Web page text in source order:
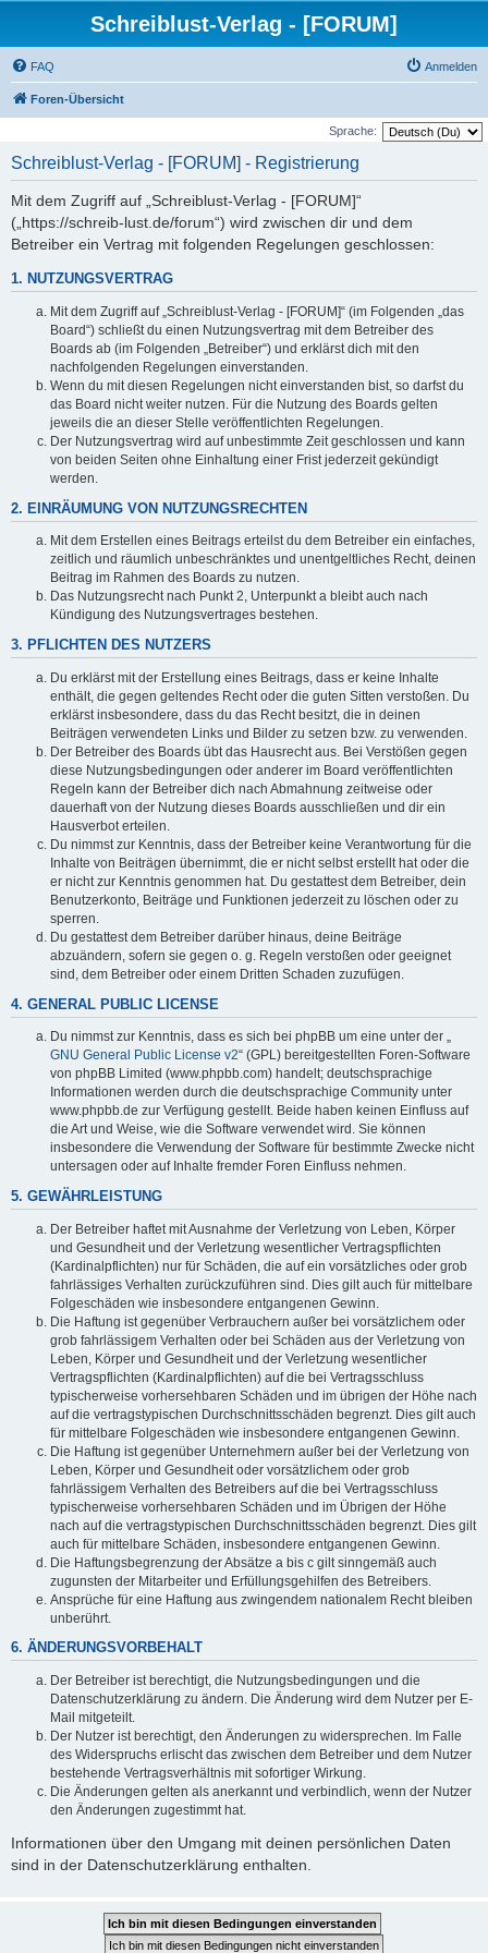
Schreiblust-Verlag - [FORUM]
FAQ Anmelden
Foren-Übersicht
Sprache:
Schreiblust-Verlag - [FORUM] - Registrierung
Mit dem Zugriff auf „Schreiblust-Verlag - [FORUM]“
(„https://schreib-lust.de/forum“) wird zwischen dir und dem
Betreiber ein Vertrag mit folgenden Regelungen geschlossen:
1. NUTZUNGSVERTRAG
Mit dem Zugriff auf „Schreiblust-Verlag - [FORUM]“ (im Folgenden „das
Board“) schließt du einen Nutzungsvertrag mit dem Betreiber des
Boards ab (im Folgenden „Betreiber“) und erklärst dich mit den
nachfolgenden Regelungen einverstanden.
Wenn du mit diesen Regelungen nicht einverstanden bist, so darfst du
das Board nicht weiter nutzen. Für die Nutzung des Boards gelten
jeweils die an dieser Stelle veröffentlichten Regelungen.
Der Nutzungsvertrag wird auf unbestimmte Zeit geschlossen und kann
von beiden Seiten ohne Einhaltung einer Frist jederzeit gekündigt
werden.
2. EINRÄUMUNG VON NUTZUNGSRECHTEN
Mit dem Erstellen eines Beitrags erteilst du dem Betreiber ein einfaches,
zeitlich und räumlich unbeschränktes und unentgeltliches Recht, deinen
Beitrag im Rahmen des Boards zu nutzen.
Das Nutzungsrecht nach Punkt 2, Unterpunkt a bleibt auch nach
Kündigung des Nutzungsvertrages bestehen.
3. PFLICHTEN DES NUTZERS
Du erklärst mit der Erstellung eines Beitrags, dass er keine Inhalte
enthält, die gegen geltendes Recht oder die guten Sitten verstoßen. Du
erklärst insbesondere, dass du das Recht besitzt, die in deinen
Beiträgen verwendeten Links und Bilder zu setzen bzw. zu verwenden.
Der Betreiber des Boards übt das Hausrecht aus. Bei Verstößen gegen
diese Nutzungsbedingungen oder anderer im Board veröffentlichten
Regeln kann der Betreiber dich nach Abmahnung zeitweise oder
dauerhaft von der Nutzung dieses Boards ausschließen und dir ein
Hausverbot erteilen.
Du nimmst zur Kenntnis, dass der Betreiber keine Verantwortung für die
Inhalte von Beiträgen übernimmt, die er nicht selbst erstellt hat oder die
er nicht zur Kenntnis genommen hat. Du gestattest dem Betreiber, dein
Benutzerkonto, Beiträge und Funktionen jederzeit zu löschen oder zu
sperren.
Du gestattest dem Betreiber darüber hinaus, deine Beiträge
abzuändern, sofern sie gegen o. g. Regeln verstoßen oder geeignet
sind, dem Betreiber oder einem Dritten Schaden zuzufügen.
4. GENERAL PUBLIC LICENSE
Du nimmst zur Kenntnis, dass es sich bei phpBB um eine unter der „
GNU General Public License v2“ (GPL) bereitgestellten Foren-Software
von phpBB Limited (www.phpbb.com) handelt; deutschsprachige
Informationen werden durch die deutschsprachige Community unter
www.phpbb.de zur Verfügung gestellt. Beide haben keinen Einfluss auf
die Art und Weise, wie die Software verwendet wird. Sie können
insbesondere die Verwendung der Software für bestimmte Zwecke nicht
untersagen oder auf Inhalte fremder Foren Einfluss nehmen.
5. GEWÄHRLEISTUNG
Der Betreiber haftet mit Ausnahme der Verletzung von Leben, Körper
und Gesundheit und der Verletzung wesentlicher Vertragspflichten
(Kardinalpflichten) nur für Schäden, die auf ein vorsätzliches oder grob
fahrlässiges Verhalten zurückzuführen sind. Dies gilt auch für mittelbare
Folgeschäden wie insbesondere entgangenen Gewinn.
Die Haftung ist gegenüber Verbrauchern außer bei vorsätzlichem oder
grob fahrlässigem Verhalten oder bei Schäden aus der Verletzung von
Leben, Körper und Gesundheit und der Verletzung wesentlicher
Vertragspflichten (Kardinalpflichten) auf die bei Vertragsschluss
typischerweise vorhersehbaren Schäden und im übrigen der Höhe nach
auf die vertragstypischen Durchschnittsschäden begrenzt. Dies gilt auch
für mittelbare Folgeschäden wie insbesondere entgangenen Gewinn.
Die Haftung ist gegenüber Unternehmern außer bei der Verletzung von
Leben, Körper und Gesundheit oder vorsätzlichem oder grob
fahrlässigem Verhalten des Betreibers auf die bei Vertragsschluss
typischerweise vorhersehbaren Schäden und im Übrigen der Höhe
nach auf die vertragstypischen Durchschnittsschäden begrenzt. Dies gilt
auch für mittelbare Schäden, insbesondere entgangenen Gewinn.
Die Haftungsbegrenzung der Absätze a bis c gilt sinngemäß auch
zugunsten der Mitarbeiter und Erfüllungsgehilfen des Betreibers.
Ansprüche für eine Haftung aus zwingendem nationalem Recht bleiben
unberührt.
6. ÄNDERUNGSVORBEHALT
Der Betreiber ist berechtigt, die Nutzungsbedingungen und die
Datenschutzerklärung zu ändern. Die Änderung wird dem Nutzer per E-
Mail mitgeteilt.
Der Nutzer ist berechtigt, den Änderungen zu widersprechen. Im Falle
des Widerspruchs erlischt das zwischen dem Betreiber und dem Nutzer
bestehende Vertragsverhältnis mit sofortiger Wirkung.
Die Änderungen gelten als anerkannt und verbindlich, wenn der Nutzer
den Änderungen zugestimmt hat.
Informationen über den Umgang mit deinen persönlichen Daten
sind in der Datenschutzerklärung enthalten.